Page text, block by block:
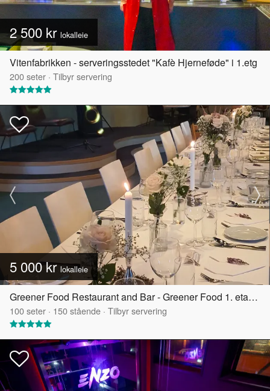
2 500 kr lokalleie
Vitenfabrikken - serveringsstedet "Kafè Hjerneføde" i 1.etg
200seter · Tilbyr servering
5 000 krlokalleie
Greener Food Restaurant and Bar - Greener Food 1. etasje
100seter · 150stående · Tilbyr servering